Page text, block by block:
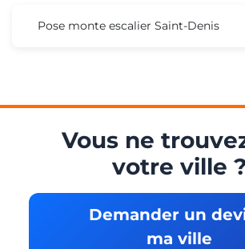
Pose monte escalier Saint-Denis
Vous ne
votre ville ?
Demander un
ma ville